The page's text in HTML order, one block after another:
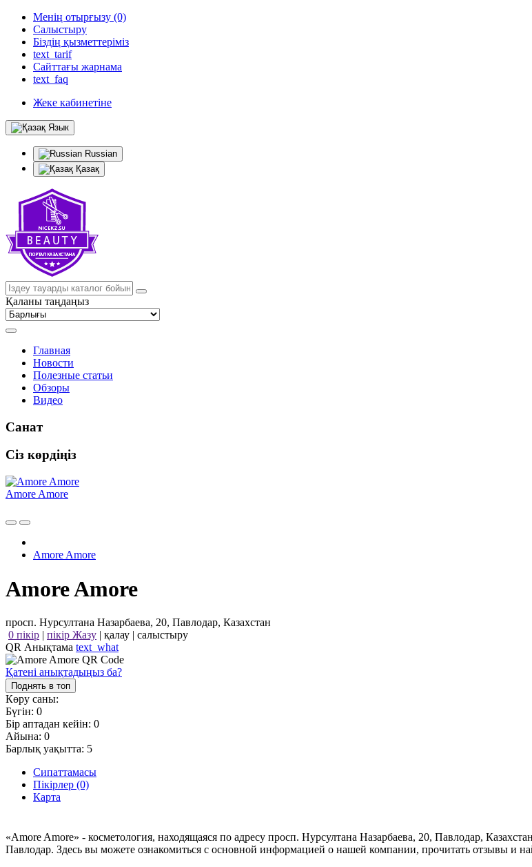
Менің отырғызу (0)
Салыстыру
Біздің қызметтеріміз
text_tarif
Сайттағы жарнама
text_faq
Жеке кабинетіне
Язык
Russian
Қазақ
Қаланы таңдаңыз
Главная
Новости
Полезные статьи
Обзоры
Видео
Санат
Сіз көрдіңіз
Amore Amore
Amore Amore
Amore Amore
просп. Нурсултана Назарбаева, 20, Павлодар, Казахстан
0 пікір | пікір Жазу | қалау | салыстыру
QR Анықтама text_what
Қатені анықтадыңыз ба?
Поднять в топ
Көру саны:
Бүгін: 0
Бір аптадан кейін: 0
Айына: 0
Барлық уақытта: 5
Сипаттамасы
Пікірлер (0)
Карта
«Amore Amore» - косметология, находящаяся по адресу просп. Нурсултана Назарбаева, 20, Павлодар,
Павлодар. Здесь вы можете ознакомиться с основной информацией о нашей компании, прочитать отзывы и